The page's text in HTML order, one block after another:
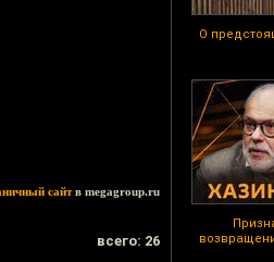
О
сайтв megagroup.ru
всего: 26